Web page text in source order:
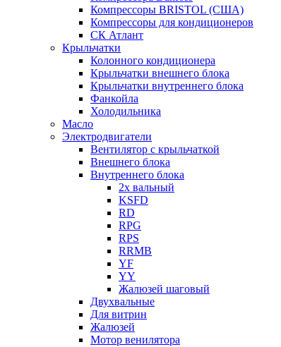
Компрессоры BRISTOL (США)
Компрессоры для кондиционеров
СК Атлант
Крыльчатки
Колонного кондиционера
Крыльчатки внешнего блока
Крыльчатки внутреннего блока
Фанкойла
Холодильника
Масло
Электродвигатели
Вентилятор с крыльчаткой
Внешнего блока
Внутреннего блока
2х вальный
KSFD
RD
RPG
RPS
RRMB
YF
YY
Жалюзей шаговый
Двухвальные
Для витрин
Жалюзей
Мотор венилятора